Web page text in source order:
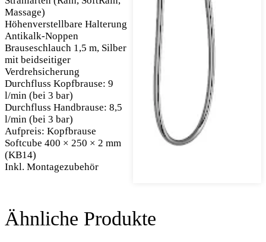
Massage)
Höhenverstellbare Halterung
Antikalk-Noppen
Brauseschlauch 1,5 m, Silber
mit beidseitiger
Verdrehsicherung
Durchfluss Kopfbrause: 9
l/min (bei 3 bar)
Durchfluss Handbrause: 8,5
l/min (bei 3 bar)
Aufpreis: Kopfbrause
Softcube 400 × 250 × 2 mm
(KB14)
Inkl. Montagezubehör
Ähnliche Produkte